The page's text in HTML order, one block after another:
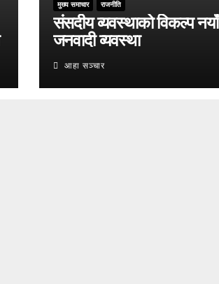
मुख्य समाचार राजनीति
संसदीय व्यवस्थाको विकल्प नयाँ
जनवादी व्यवस्था
आहा सञ्चार